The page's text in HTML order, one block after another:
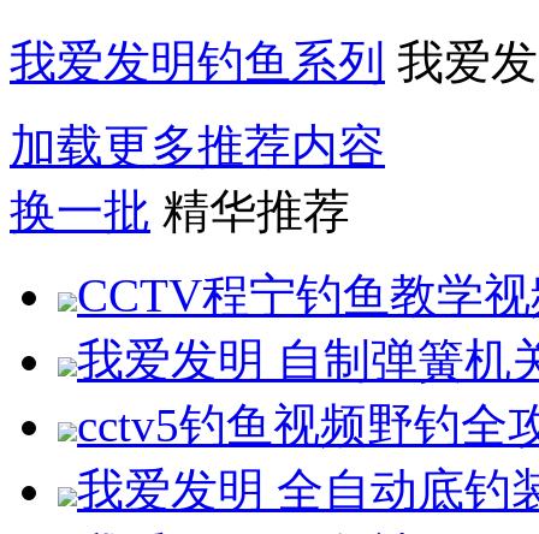
我爱发明钓鱼系列 我爱
加载更多推荐内容
换一批 精华推荐
CCTV程宁钓鱼教学
我爱发明 自制弹簧机
cctv5钓鱼视频野钓全
我爱发明 全自动底钓